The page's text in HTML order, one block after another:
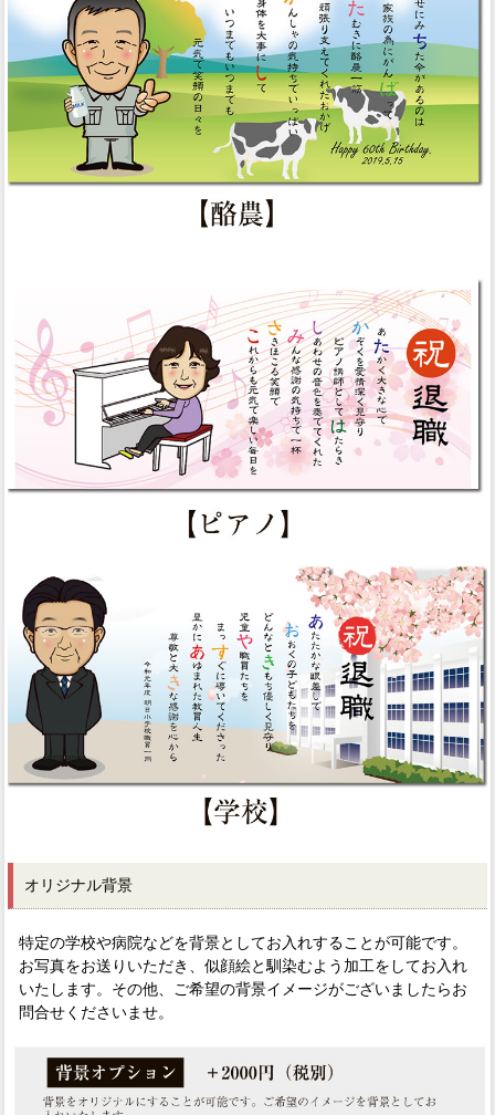
オリジナル背景
特定の学校や病院などを背景としてお入れすることが可能です。
お写真をお送りいただき、似顔絵と馴染むよう加工をしてお入れ
いたします。その他、ご希望の背景イメージがございましたらお
問合せくださいませ。